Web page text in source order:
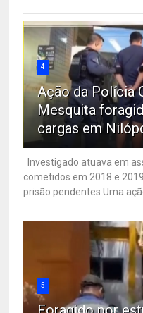
4
Ação da Polícia
Mesquita
cargas em
Investigado atuava em
cometidos em 2018 e
prisão pendentes Uma
5